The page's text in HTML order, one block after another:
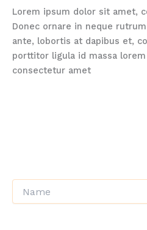
Lorem ipsum dolor sit amet,
Donec ornare in neque
ante, lobortis at dapibus et,
porttitor ligula id massa
consectetur amet